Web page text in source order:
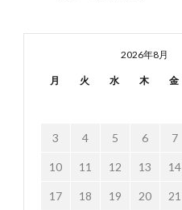
2026年8月
月 火 水 木 金
3 4 5 6 7
10 11 12 13 14
17 18 19 20 21